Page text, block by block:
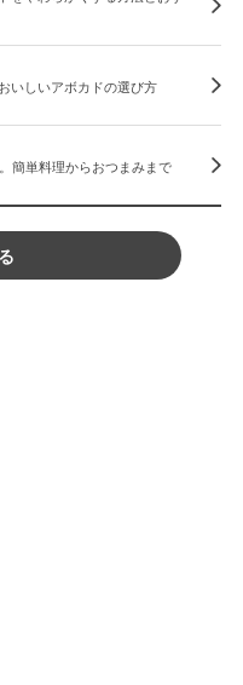
いしいアボカドの選び方
簡単料理からおつまみまで